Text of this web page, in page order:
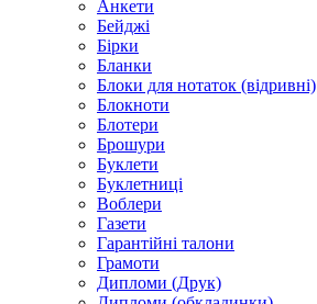
Анкети
Бейджі
Бірки
Бланки
Блоки для нотаток (відривні)
Блокноти
Блотери
Брошури
Буклети
Буклетниці
Воблери
Газети
Гарантійні талони
Грамоти
Дипломи (Друк)